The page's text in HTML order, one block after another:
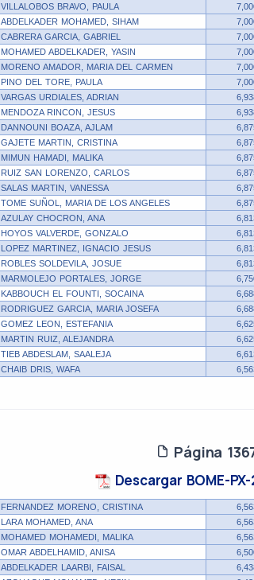
VILLALOBOS BRAVO, PAULA
ABDELKADER MOHAMED, SIHAM
CABRERA GARCIA, GABRIEL
MOHAMED ABDELKADER, YASIN
MORENO AMADOR, MARIA DEL CARMEN
PINO DEL TORE, PAULA
VARGAS URDIALES, ADRIAN
MENDOZA RINCON, JESUS
DANNOUNI BOAZA, AJLAM
GAJETE MARTIN, CRISTINA
MIMUN HAMADI, MALIKA
RUIZ SAN LORENZO, CARLOS
SALAS MARTIN, VANESSA
TOME SUÑOL, MARIA DE LOS ANGELES
AZULAY CHOCRON, ANA
HOYOS VALVERDE, GONZALO
LOPEZ MARTINEZ, IGNACIO JESUS
ROBLES SOLDEVILA, JOSUE
MARMOLEJO PORTALES, JORGE
KABBOUCH EL FOUNTI, SOCAINA
RODRIGUEZ GARCIA, MARIA JOSEFA
GOMEZ LEON, ESTEFANIA
MARTIN RUIZ, ALEJANDRA
TIEB ABDESLAM, SAALEJA
CHAIB DRIS, WAFA
Página
Descargar BOME-
FERNANDEZ MORENO, CRISTINA
LARA MOHAMED, ANA
MOHAMED MOHAMEDI, MALIKA
OMAR ABDELHAMID, ANISA
ABDELKADER LAARBI, FAISAL